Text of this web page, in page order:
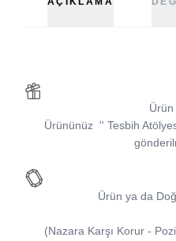
Ürün
Ürününüz '' Tesbih
Ürün ya da
(Nazara Karşı Korur -